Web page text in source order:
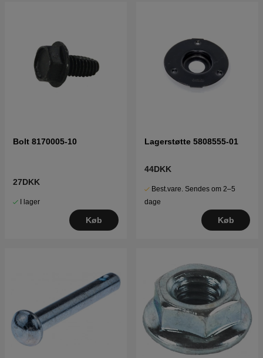
Bolt 8170005-10
27DKK
I lager
Køb
Lagerstøtte 5808555-01
44DKK
Best.vare. Sendes om 2–5
dage
Køb